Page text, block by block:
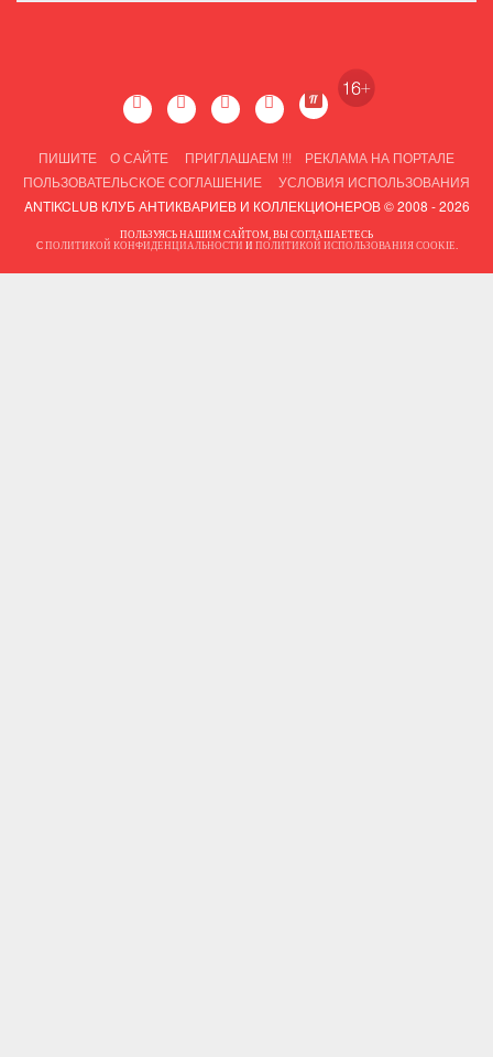
ПИШИТЕ О САЙТЕ ПРИГЛАШАЕМ !!!
РЕКЛАМА НА ПОРТАЛЕ
ПОЛЬЗОВАТЕЛЬСКОЕ СОГЛАШЕНИЕ
УСЛОВИЯ ИСПОЛЬЗОВАНИЯ
ANTIKCLUB КЛУБ АНТИКВАРИЕВ И КОЛЛЕКЦИОНЕРОВ © 2008 - 2026
ПОЛЬЗУЯСЬ НАШИМ САЙТОМ, ВЫ СОГЛАШАЕТЕСЬ
С ПОЛИТИКОЙ КОНФИДЕНЦИАЛЬНОСТИ И ПОЛИТИКОЙ ИСПОЛЬЗОВАНИЯ COOKIE